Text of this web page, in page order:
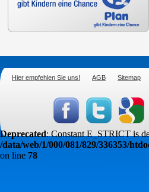
Hier empfehlen Sie uns! AGB Sitemap
Deprecated: Constant E_STRICT is
/data/web/1/000/081/829/336353/
on line 78